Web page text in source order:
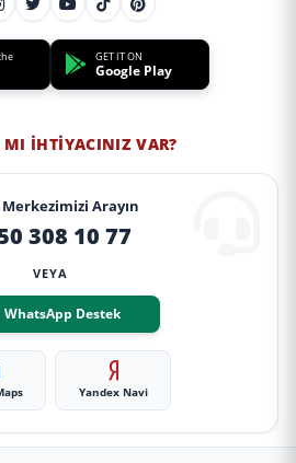
GET IT ON
Google Play
MI İHTIYACINIZ VAR?
Merkezimizi Arayın
308 10 77
VEYA
WhatsApp Destek
Yandex Navi